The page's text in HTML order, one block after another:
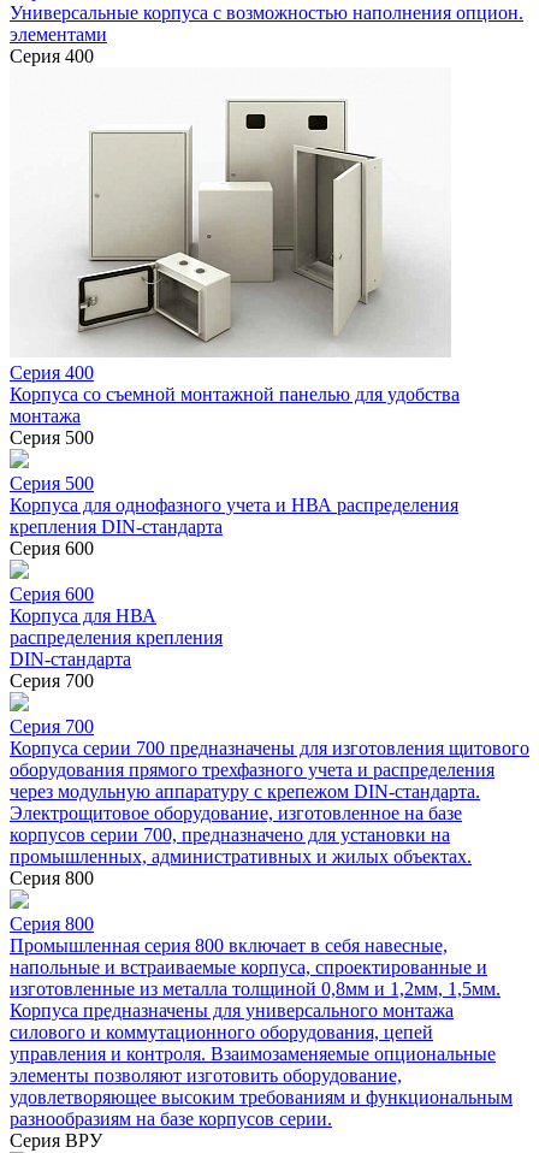
Универсальные корпуса с возможностью наполнения опцион.
элементами
Серия 400
Серия 400
Корпуса со съемной монтажной панелью для удобства
монтажа
Серия 500
Серия 500
Корпуса для однофазного учета и НВА распределения
крепления DIN-стандарта
Серия 600
Серия 600
Корпуса для НВА
распределения крепления
DIN-стандарта
Серия 700
Серия 700
Корпуса серии 700 предназначены для изготовления щитового
оборудования прямого трехфазного учета и распределения
через модульную аппаратуру с крепежом DIN-стандарта.
Электрощитовое оборудование, изготовленное на базе
корпусов серии 700, предназначено для установки на
промышленных, административных и жилых объектах.
Серия 800
Серия 800
Промышленная серия 800 включает в себя навесные,
напольные и встраиваемые корпуса, спроектированные и
изготовленные из металла толщиной 0,8мм и 1,2мм, 1,5мм.
Корпуса предназначены для универсального монтажа
силового и коммутационного оборудования, цепей
управления и контроля. Взаимозаменяемые опциональные
элементы позволяют изготовить оборудование,
удовлетворяющее высоким требованиям и функциональным
разнообразиям на базе корпусов серии.
Серия ВРУ